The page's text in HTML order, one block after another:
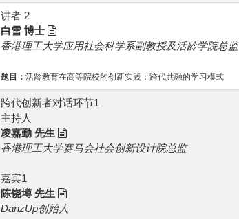
讲者 2
白雪 博士
香港理工大学应用社会科学系副教授及活龄学院总监
题目： 活龄教育在高等院校的创新实践：跨代共融的学习模式
跨代创新者对话环节1
主持人
凌嘉勤 先生
香港理工大学赛马会社会创新设计院总监
嘉宾1
陈饶墫 先生
DanzUp创始人